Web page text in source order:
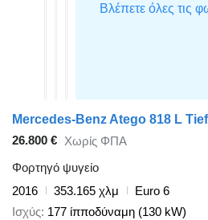
26.800 € Χωρίς ΦΠΑ
Φορτηγό ψυγείο
2016
353.165 χλμ
Euro 6
Ισχύς 177 ίπποδύναμη (130 kW)